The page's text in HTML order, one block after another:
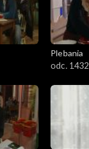
Plebania
odc. 1432